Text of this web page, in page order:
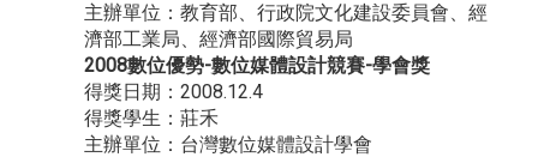
主辦單位：教育部、行政院文化建設委員會、經
濟部工業局、經濟部國際貿易局
2008數位優勢-數位媒體設計競賽-學會獎
得獎日期：2008.12.4
得獎學生：莊禾
主辦單位：台灣數位媒體設計學會